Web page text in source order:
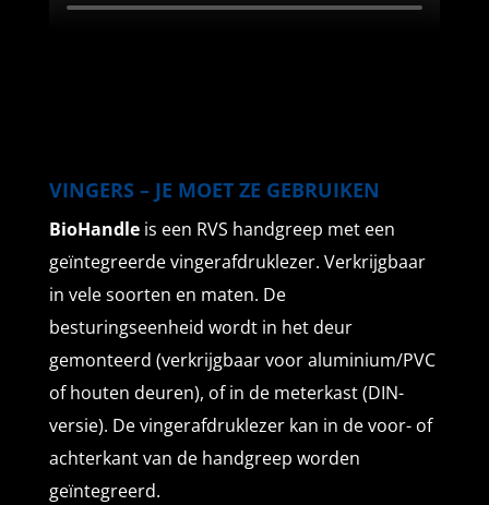
VINGERS – JE MOET ZE GEBRUIKEN
BioHandleis een RVS handgreep met een
geïntegreerde vingerafdruklezer. Verkrijgbaar
in vele soorten en maten. De
besturingseenheid wordt in het deur
gemonteerd (verkrijgbaar voor aluminium/PVC
of houten deuren), of in de meterkast (DIN-
versie). De vingerafdruklezer kan in de voor- of
achterkant van de handgreep worden
geïntegreerd.